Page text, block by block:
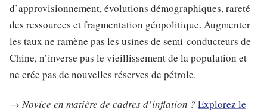
d’approvisionnement, évolutions démographiques, rareté
des ressources et fragmentation géopolitique. Augmenter
les taux ne ramène pas les usines de semi-conducteurs de
Chine, n’inverse pas le vieillissement de la population et
ne crée pas de nouvelles réserves de pétrole.
→ Novice en matière de cadres d’inflation ? Explorez le